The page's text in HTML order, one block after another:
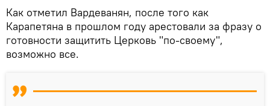
Как отметил Вардеванян, после того как
Карапетяна в прошлом году арестовали за фразу о
готовности защитить Церковь "по-своему",
возможно все.